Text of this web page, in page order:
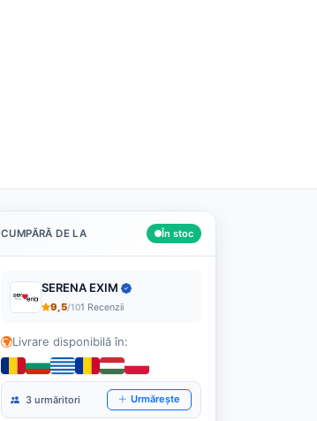
CUMPĂRĂ DE LA În stoc
SERENA EXIM
9,5/101 Recenzii
Livrare disponibilă în:
3 urmăritori Urmărește